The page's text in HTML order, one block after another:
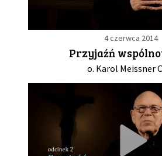
4 czerwca 2014
Przyjaźń
o. Karol Meissner